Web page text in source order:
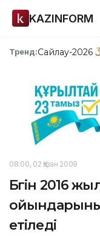
KAZINFORM
Тренд:Сайлау-2026
08:00, 02 Қазан 2009
Бүгін 2016
етіледі